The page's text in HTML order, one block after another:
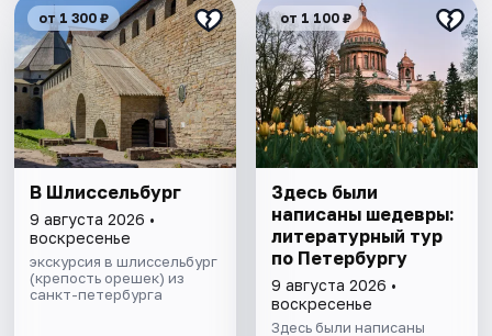
от 1 300 ₽
В Шлиссельбург
9 августа 2026 •
воскресенье
экскурсия в шлиссельбург
(крепость орешек) из
санкт-петербурга
от 1 100 ₽
Здесь были
написаны шедевры:
литературный тур
по Петербургу
9 августа 2026 •
воскресенье
Здесь были написаны